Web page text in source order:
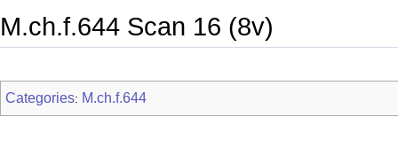
M.ch.f.644 Scan 16 (8v)
Categories: M.ch.f.644